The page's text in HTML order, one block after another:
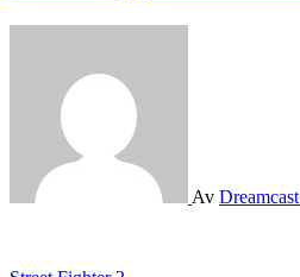
Av Dreamcast